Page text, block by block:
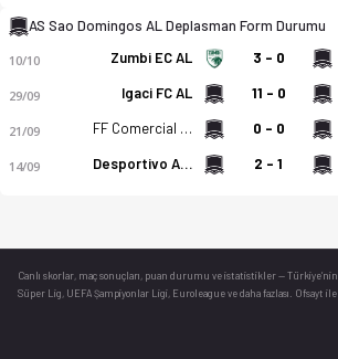
AS Sao Domingos AL Deplasman Form Durumu
10/10 Zumbi EC AL 3 - 0
29/09 Igaci FC AL 11 - 0
21/09 FF Comercial AL 0 - 0
14/09 Desportivo Alianca AL U23 2 - 1
Canlı skorlar , maç sonuçları, puan durumu ve istatistikler —
Süper Lig, UEFA Şampiyonlar Ligi, Euroleague ve daha fazlası. Ofsayt ile